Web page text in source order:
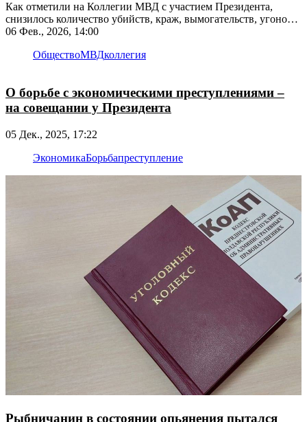
Как отметили на Коллегии МВД с участием Президента,
снизилось количество убийств, краж, вымогательств, угонов и
не только
06 Фев., 2026, 14:00
ОбществоМВДколлегия
О борьбе с экономическими преступлениями –
на совещании у Президента
05 Дек., 2025, 17:22
ЭкономикаБорьбапреступление
Рыбничанин в состоянии опьянения пытался